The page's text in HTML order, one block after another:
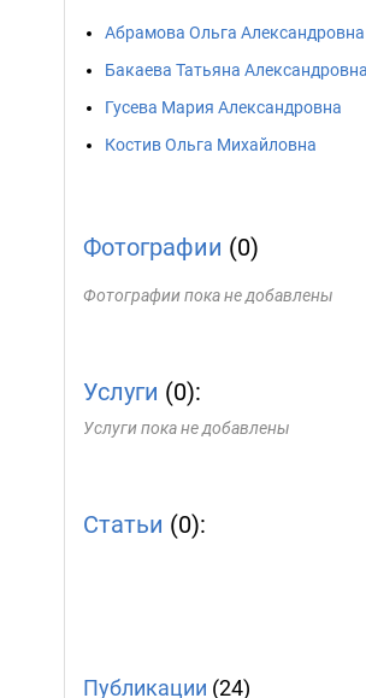
Абрамова Ольга Александровна
Бакаева Татьяна Александровна
Гусева Мария Александровна
Костив Ольга Михайловна
Фотографии (0)
Фотографии пока не добавлены
Услуги (0):
Услуги пока не добавлены
Статьи (0):
Публикации (24)